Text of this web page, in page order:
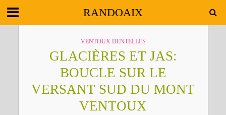
RANDOAIX
VENTOUX DENTELLES
GLACIÈRES ET JAS:
BOUCLE SUR LE
VERSANT SUD DU MONT
VENTOUX